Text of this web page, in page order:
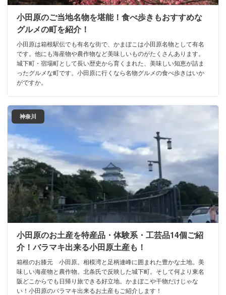
小田原のご当地名物を堪能！食べ歩きもおすすめな
グルメの町を紹介！
小田原は箱根駅伝でも有名な街で、かまぼこは小田原名物として有名
です。他にも海産物や農作物など美味しいものがたくさんあります。
城下町・宿場町として長い歴史から育くまれた、美味しい知恵が詰ま
ったグルメな町です。小田原に行くなら名物グルメの食べ歩きはいか
がですか。
神奈川
小田原のお土産を特産品・体験系・工芸品14個ご紹
介！バラマキ出来る小田原土産も！
箱根のお膝元 小田原。相模湾と足柄連峰に囲まれた豊かな土地。美
味しい海産物と農作物。北条氏で反映した城下町。そして何より東名
阪どこからでも日帰り旅できる好立地。かまぼこや干物だけじゃな
い！小田原のバラマキ出来るお土産もご紹介します！